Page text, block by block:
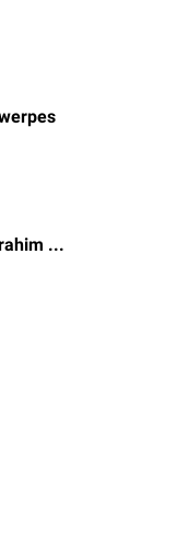
Dr. med. Ibrahim Güler